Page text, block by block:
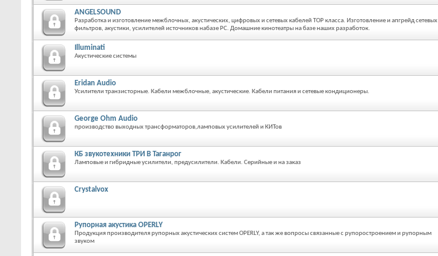
ANGELSOUND
Разработка и изготовление межблочных, акустических, цифровых и сетевых кабелей ТОР класса. Изготовление и апгрейд сетевых
фильтров, акустики, усилителей источников набазе РС. Домашние кинотеатры на базе наших разработок.
Illuminati
Акустические системы
Eridan Audio
Усилители транзисторные. Кабели межблочные, акустические. Кабели питания и сетевые кондиционеры.
George Ohm Audio
производство выходных трансформаторов,ламповых усилителей и КИТов
КБ звукотехники ТРИ В Таганрог
Ламповые и гибридные усилители, предусилители. Кабели. Серийные и на заказ
Crystalvox
Рупорная акустика OPERLY
Продукция производителя рупорных акустических систем OPERLY, а так же вопросы связанные с рупоростроением и рупорным
звуком